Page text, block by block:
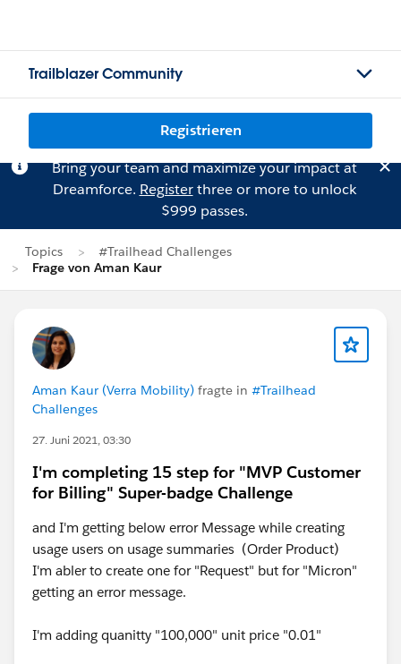
Trailblazer Community
Registrieren
Bring your team and maximize your impact at
Dreamforce. Registerthree or more to unlock
$999 passes.
Topics
#Trailhead Challenges
Frage von Aman Kaur
Aman Kaur (Verra Mobility) fragte in #Trailhead
Challenges
27. Juni 2021, 03:30
I'm completing 15 step for "MVP Customer
for Billing" Super-badge Challenge
and I'm getting below error Message while creating
usage users on usage summaries (Order Product)
I'm abler to create one for "Request" but for "Micron"
getting an error message.
I'm adding quanitty "100,000" unit price "0.01"